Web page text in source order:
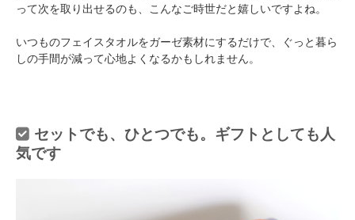
って次を取り出せるのも、こんなご時世だと嬉しいですよね。
いつものフェイスタオルをガーゼ素材にするだけで、ぐっと暮ら
しの手間が減って心地よくなるかもしれません。
セットでも、ひとつでも。ギフトとしても人
気です